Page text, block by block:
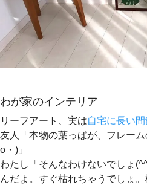
わが家のインテリア
リーフアート、実は自宅に長い
友人「本物の葉っぱが、フレー
o・)」
わたし「そんなわけないでしょ
んだよ。すぐ枯れちゃうでしょ。